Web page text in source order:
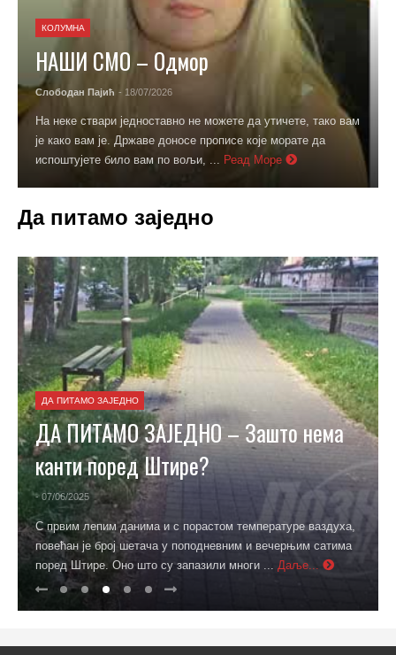
КОЛУМНА
НАШИ СМО – Одмор
Слободан Пајић - 18/07/2026
На неке ствари једноставно не можете да утичете, тако вам
је како вам је. Државе доносе прописе које морате да
испоштујете било вам по вољи, ... Реад Море
Да питамо заједно
ДА ПИТАМО ЗАЈЕДНО
ДА ПИТАМО ЗАЈЕДНО – Зашто нема
канти поред Штире?
- 07/06/2025
С првим лепим данима и с порастом температуре ваздуха,
повећан је број шетача у поподневним и вечерњим сатима
поред Штире. Оно што су запазили многи ... Даље...